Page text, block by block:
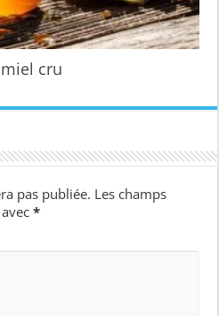
cru
pas publiée. Les champs
*